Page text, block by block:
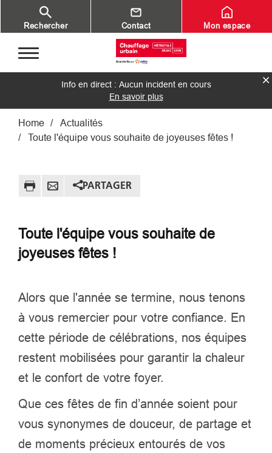
Aller au contenu principal
Rechercher Contact Mon espace
Info en direct : Aucun incident en cours
En savoir plus
Fil d'Ariane
Home
Actualités
Toute l'équipe vous souhaite de joyeuses fêtes !
PARTAGER
Toute l'équipe vous souhaite de
joyeuses fêtes !
Alors que l'année se termine, nous tenons
à vous remercier pour votre confiance. En
cette période de célébrations, nos équipes
restent mobilisées pour garantir la chaleur
et le confort de votre foyer.
Que ces fêtes de fin d’année soient pour
vous synonymes de douceur, de partage et
de moments précieux entourés de vos